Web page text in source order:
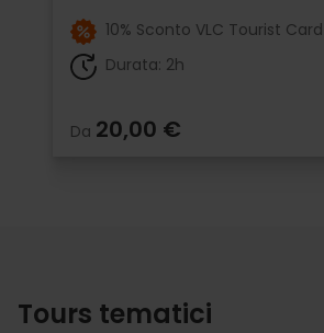
10% Sconto VLC Tourist Card
Durata: 2h
Da 20,00 €
Tours tematici